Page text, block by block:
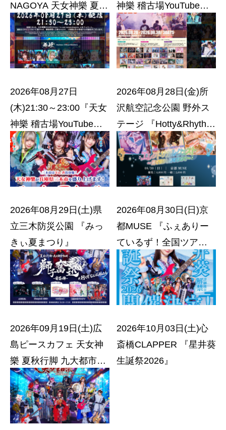
NAGOYA 天女神樂 夏秋
行脚 九大都市
TOUR【愛知】『獅子奮
迅』〜尾張の陣〜
神樂 稽古場YouTubeト
ーク配信オンラインチ
ェキ会』
2026年08月27日
(木)21:30～23:00『天女
神樂 稽古場YouTubeト
ーク配信オンラインチ
ェキ会』
2026年08月28日(金)所
沢航空記念公園 野外ス
テージ 『Hotty&Rhythm
2026 Summer
Festival』DAY-1
2026年08月29日(土)県
立三木防災公園 『みっ
きぃ夏まつり』
2026年08月30日(日)京
都MUSE 『ふぇありー
ているず！全国ツアー
2026 エレクトリカルク
エスト〜過ぎ去りし時
を求めて〜』
2026年09月19日(土)広
島ピースカフェ 天女神
樂 夏秋行脚 九大都市
TOUR【広島】『獅子奮
迅』〜安芸の陣〜
2026年10月03日(土)心
斎橋CLAPPER 『星井葵
生誕祭2026』